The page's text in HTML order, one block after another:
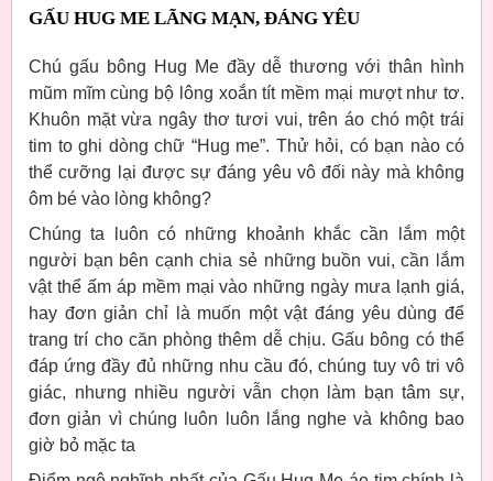
GẤU HUG ME LÃNG MẠN, ĐÁNG YÊU
Chú gấu bông Hug Me đầy dễ thương với thân hình
mũm mĩm cùng bộ lông xoắn tít mềm mại mượt như tơ.
Khuôn mặt vừa ngây thơ tươi vui, trên áo chó một trái
tim to ghi dòng chữ “Hug me”. Thử hỏi, có bạn nào có
thể cưỡng lại được sự đáng yêu vô đối này mà không
ôm bé vào lòng không?
Chúng ta luôn có những khoảnh khắc cần lắm một
người bạn bên cạnh chia sẻ những buồn vui, cần lắm
vật thể ấm áp mềm mại vào những ngày mưa lạnh giá,
hay đơn giản chỉ là muốn một vật đáng yêu dùng để
trang trí cho căn phòng thêm dễ chịu. Gấu bông có thể
đáp ứng đầy đủ những nhu cầu đó, chúng tuy vô tri vô
giác, nhưng nhiều người vẫn chọn làm bạn tâm sự,
đơn giản vì chúng luôn luôn lắng nghe và không bao
giờ bỏ mặc ta